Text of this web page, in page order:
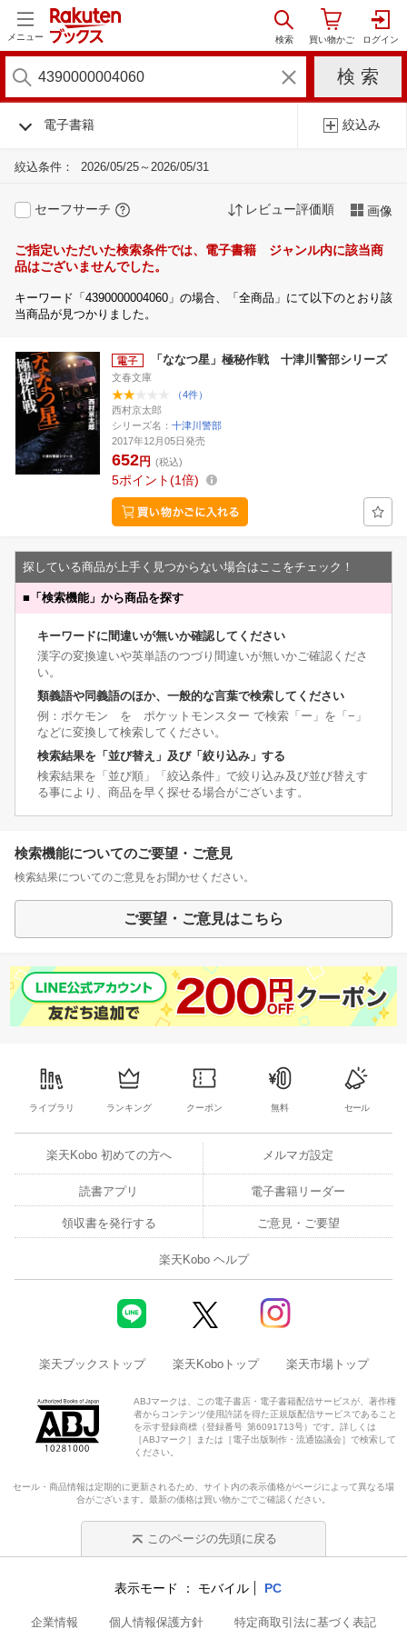
メニュー
電子書籍 絞込み
絞込条件： 2026/05/25～2026/05/31
セーフサーチ レビュー評価順 画像
ご指定いただいた検索条件では、電子書籍 ジャンル内に該当商
品はございませんでした。
キーワード「4390000004060」の場合、「全商品」にて以下のとおり該
当商品が見つかりました。
「ななつ星」極秘作戦 十津川警部シリーズ
文春文庫
（4件）
西村京太郎
シリーズ名： 十津川警部
2017年12月05日発売
652円 (税込)
5ポイント 1倍
探している商品が上手く見つからない場合はここをチェック！
■ 「検索機能」から商品を探す
キーワードに間違いが無いか確認してください
漢字の変換違いや英単語のつづり間違いが無いかご確認くださ
い。
類義語や同義語のほか、一般的な言葉で検索してください
例：ポケモン を ポケットモンスター で検索「ー」を「−」
などに変換して検索してください。
検索結果を「並び替え」及び「絞り込み」する
検索結果を「並び順」「絞込条件」で絞り込み及び並び替えす
る事により、商品を早く探せる場合がございます。
検索機能についてのご要望・ご意見
検索結果についてのご意見をお聞かせください。
ご要望・ご意見はこちら
ライブラリ ランキング クーポン 無料 セール
楽天Kobo 初めての方へ メルマガ設定
読書アプリ 電子書籍リーダー
領収書を発行する ご意見・ご要望
楽天Kobo ヘルプ
楽天ブックストップ 楽天Koboトップ 楽天市場トップ
ABJマークは、この電子書店・電子書籍配信サービスが、著作権
者からコンテンツ使用許諾を得た正規版配信サービスであること
を示す登録商標（登録番号 第6091713号）です。詳しくは
［ABJマーク］または［電子出版制作・流通協議会］で検索して
ください。
セール・商品情報は定期的に更新されるため、サイト内の表示価格がページによって異なる場
合がございます。最新の価格は買い物かごでご確認ください。
このページの先頭に戻る
表示モード モバイル PC
企業情報 個人情報保護方針 特定商取引法に基づく表記